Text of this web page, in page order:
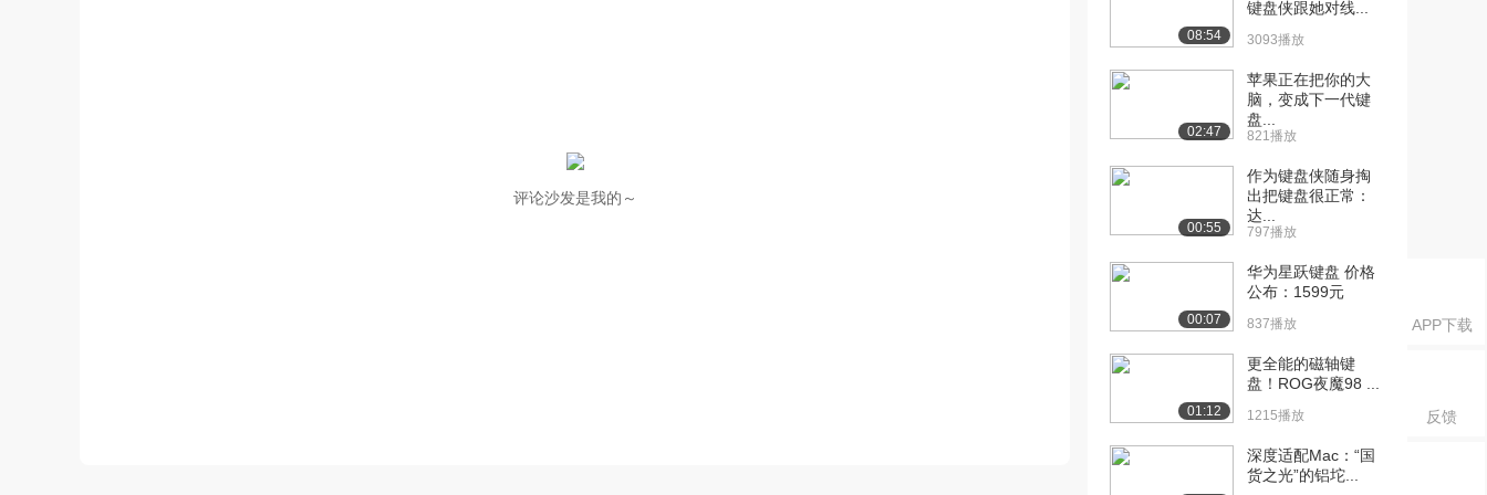
APP下载
反馈
评论沙发是我的～
08:54
键盘侠跟她对线...
3093播放
02:47
苹果正在把你的大
脑，变成下一代键
盘...
821播放
00:55
作为键盘侠随身掏
出把键盘很正常：
达...
797播放
00:07
华为星跃键盘 价格
公布：1599元
837播放
01:12
更全能的磁轴键
盘！ROG夜魔98 ...
1215播放
深度适配Mac：“国
货之光”的铝坨...